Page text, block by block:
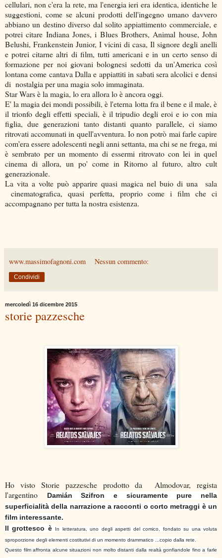
cellulari, non c'era la rete, ma l'energia ieri era identica, identiche le
suggestioni, come se alcuni prodotti dell'ingegno umano davvero
abbiano un destino diverso dal solito appiattimento commerciale, e
potrei citare Indiana Jones, i Blues Brothers, Animal house, John
Belushi, Frankenstein Junior, I vicini di casa, Il signore degli anelli
e potrei citarne altri di film, tutti americani e in un certo senso di
formazione per noi giovani bolognesi sedotti da un'America così
lontana come cantava Dalla e appiattiti in sabati sera alcolici e densi
di nostalgia per una magia solo immaginata.
Star Wars è la magia, lo era allora lo è ancora oggi.
E' la magia dei mondi possibili, è l'eterna lotta fra il bene e il male, è
il trionfo degli effetti speciali, è il tripudio degli eroi e io con mia
figlia, due generazioni tanto distanti quanto parallele, ci siamo
ritrovati accomunati in quell'avventura. Io non potrò mai farle capire
com'era essere adolescenti negli anni settanta, ma chi se ne frega, mi
è sembrato per un momento di essermi ritrovato con lei in quel
cinema di allora, un po' come in Ritorno al futuro, altro cult
generazionale.
La vita a volte può apparire quasi magica nel buio di una sala
cinematografica, quasi perfetta, proprio come i film che ci
accompagnano per tutta la nostra esistenza.
www.massimofagnoni.com Nessun commento:
Condividi
mercoledì 16 dicembre 2015
storie pazzesche
Ho visto Storie pazzesche prodotto da Almodovar, regista
l'argentino
Damián Szifron e sicuramente pure nella
superficialità della narrazione a racconti o corto metraggi è un
film interessante.
Il grottesco è
In letteratura, uno degli aspetti del comico, fondato su una voluta
sproporzione degli elementi costitutivi di un momento drammatico ...copio dalla rete.
Questo film affronta alcune situazioni non molto distanti dalla realtà gonfiandole fino a farle